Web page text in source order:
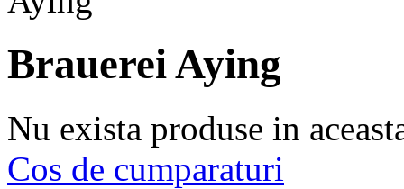
Brauerei Aying
Nu exista produse in
Cos de cumparaturi